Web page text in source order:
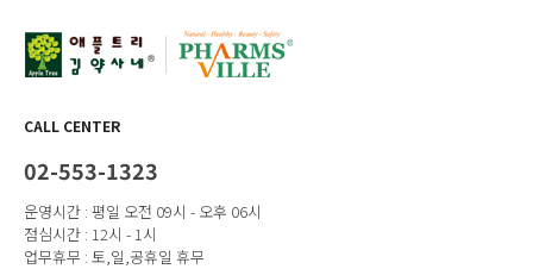
CALL CENTER
02-553-1323
운영시간 : 평일 오전 09시 - 오후 06시
점심시간 : 12시 - 1시
업무휴무 : 토,일,공휴일 휴무